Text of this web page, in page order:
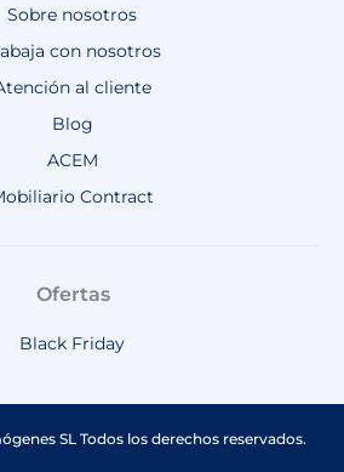
Sobre nosotros
con nosotros
al cliente
Blog
ACEM
Contract
Ofertas
Black Friday
SL Todos los derechos reservados.